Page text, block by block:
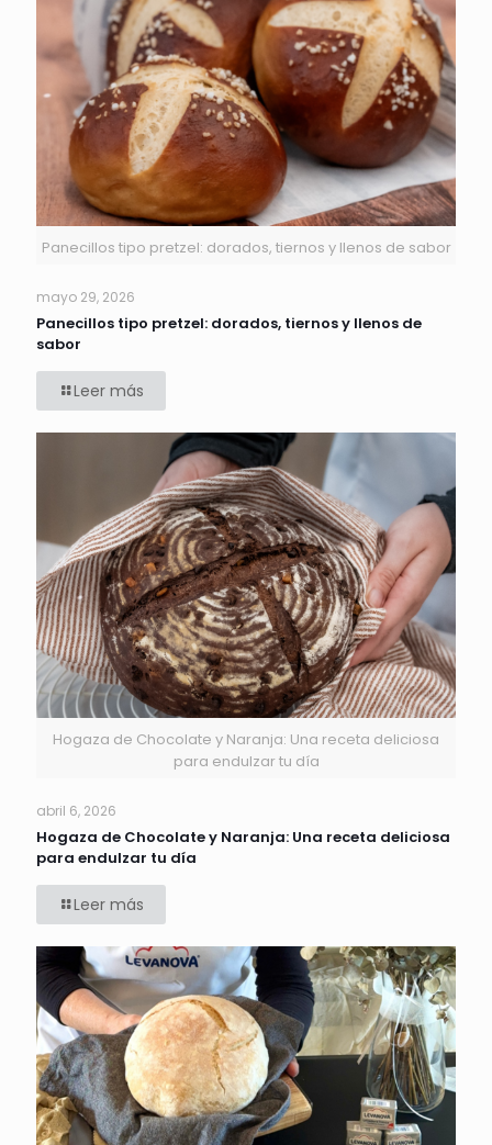
Panecillos tipo pretzel: dorados, tiernos y llenos de sabor
mayo 29, 2026
Panecillos tipo pretzel: dorados, tiernos y llenos de
sabor
Leer más
Hogaza de Chocolate y Naranja: Una receta deliciosa
para endulzar tu día
abril 6, 2026
Hogaza de Chocolate y Naranja: Una receta deliciosa
para endulzar tu día
Leer más